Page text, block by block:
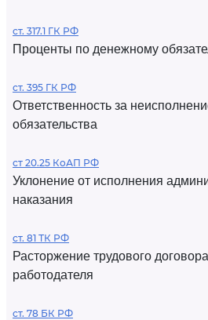
ст. 317.1 ГК РФ
Проценты по денежному
ст. 395 ГК РФ
Ответственность за
обязательства
ст 20.25 КоАП РФ
Уклонение от исполнения
наказания
ст. 81 ТК РФ
Расторжение трудового
работодателя
ст. 78 БК РФ